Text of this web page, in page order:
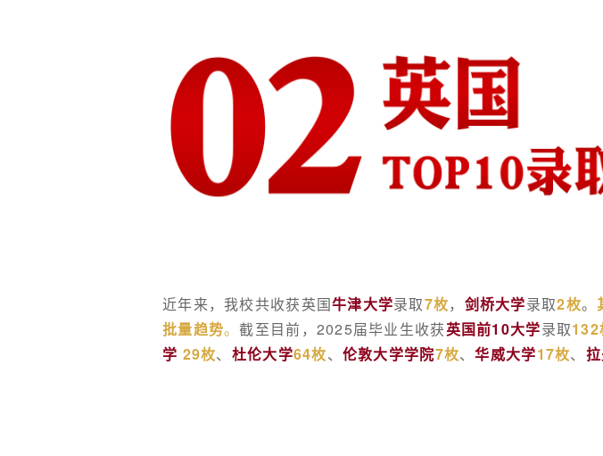
近年来，我校共收获英国牛津大学录取7枚， 剑桥大学录取2枚。
批量趋势。截至目前，2025届毕业生收获英国前10大学录取132
学 29枚、 杜伦大学64枚、 伦敦大学学院7枚、华威大学17枚、